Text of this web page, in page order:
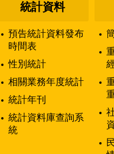
統計資料
預告統計資料發布
時間表
性別統計
相關業務年度統計
統計年刊
統計資料庫查詢系
統